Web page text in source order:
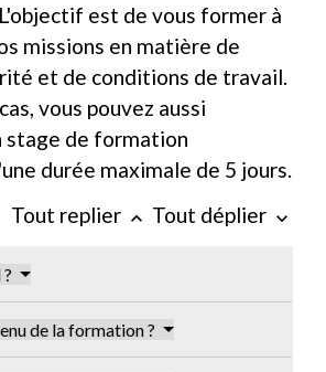
est de vous former à
missions en matière de
et de conditions de travail.
vous pouvez aussi
stage de formation
durée maximale de 5 jours.
Tout replier keyboard_arrow_up Tout déplier keyboard_arrow_down
de la formation ?